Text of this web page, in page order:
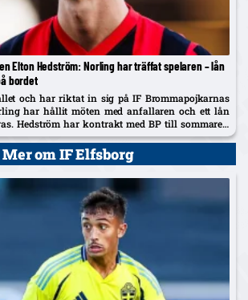
Elton Hedström: Norling har träffat spelaren – lån
bordet
och har riktat in sig på IF Brommapojkarnas
har hållit möten med anfallaren och ett lån
Hedström har kontrakt med BP till sommaren
vara på radarn...
Mer om IF Elfsborg